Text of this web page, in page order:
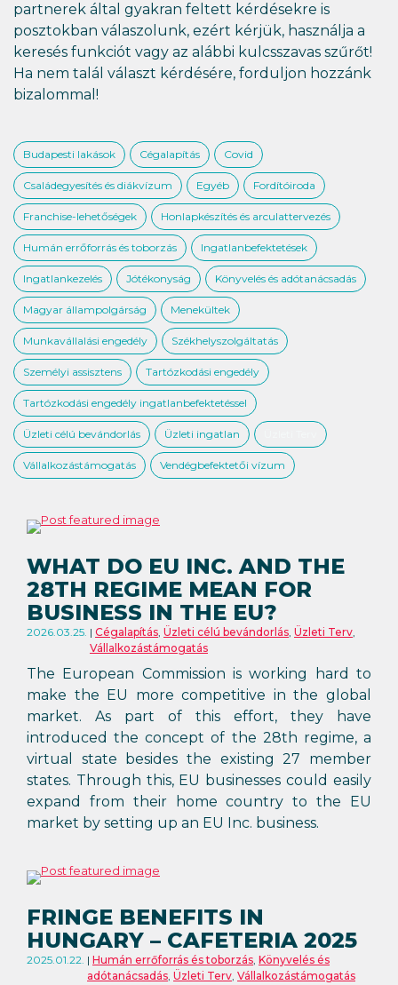
partnerek által gyakran feltett kérdésekre is
posztokban válaszolunk, ezért kérjük, használja a
keresés funkciót vagy az alábbi kulcsszavas szűrőt!
Ha nem talál választ kérdésére, forduljon hozzánk
bizalommal!
Budapesti lakások Cégalapítás Covid
Családegyesítés és diákvízum Egyéb Fordítóiroda
Franchise-lehetőségek Honlapkészítés és arculattervezés
Humán errőforrás és toborzás Ingatlanbefektetések
Ingatlankezelés Jótékonyság Könyvelés és adótanácsadás
Magyar állampolgárság Menekültek
Munkavállalási engedély Székhelyszolgáltatás
Személyi assisztens Tartózkodási engedély
Tartózkodási engedély ingatlanbefektetéssel
Üzleti célú bevándorlás Üzleti ingatlan
Vállalkozástámogatás Vendégbefektetői vízum
WHAT DO EU INC. AND THE
28TH REGIME MEAN FOR
BUSINESS IN THE EU?
2026.03.25. Cégalapítás, Üzleti célú bevándorlás, Üzleti Terv,
Vállalkozástámogatás
The European Commission is working hard to
make the EU more competitive in the global
market. As part of this effort, they have
introduced the concept of the 28th regime, a
virtual state besides the existing 27 member
states. Through this, EU businesses could easily
expand from their home country to the EU
market by setting up an EU Inc. business.
FRINGE BENEFITS IN
HUNGARY – CAFETERIA 2025
2025.01.22. Humán errőforrás és toborzás, Könyvelés és
adótanácsadás, Üzleti Terv, Vállalkozástámogatás